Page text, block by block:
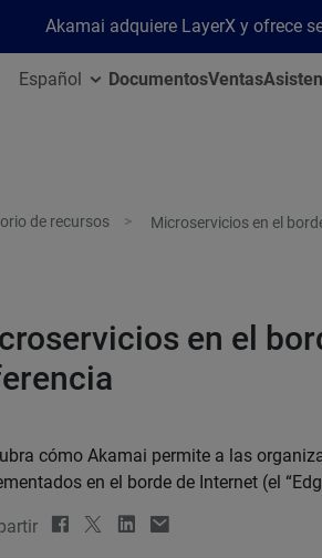
Akamai adquiere LayerX y ofrece
Español DocumentosVentas
de recursos Microservicios en el
en el
cómo Akamai permite a las
en el borde de Internet (el